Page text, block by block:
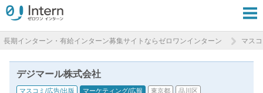
長期インターン・有給インターン募集サイトならゼロワンインターン マス
デジマール株式会社
マスコミ/広告/出版 マーケティング/広報 東京都 品川区